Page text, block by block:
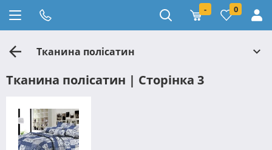
- 0
Тканина полісатин
Тканина полісатин | Сторінка 3